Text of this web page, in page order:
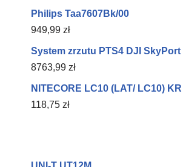
Philips Taa7607Bk/00
949,99 zł
System zrzutu PTS4 DJI SkyPort
8763,99 zł
NITECORE LC10 (LAT/ LC10) KR
118,75 zł